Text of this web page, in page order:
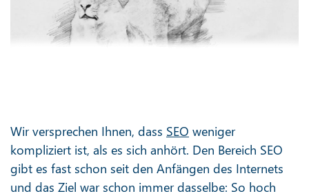
Wir versprechen Ihnen, dass SEO weniger
kompliziert ist, als es sich anhört. Den Bereich SEO
gibt es fast schon seit den Anfängen des Internets
und das Ziel war schon immer dasselbe: So hoch